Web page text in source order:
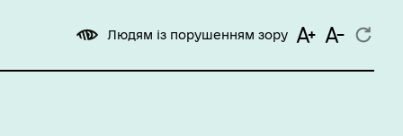
Людям із порушенням зору